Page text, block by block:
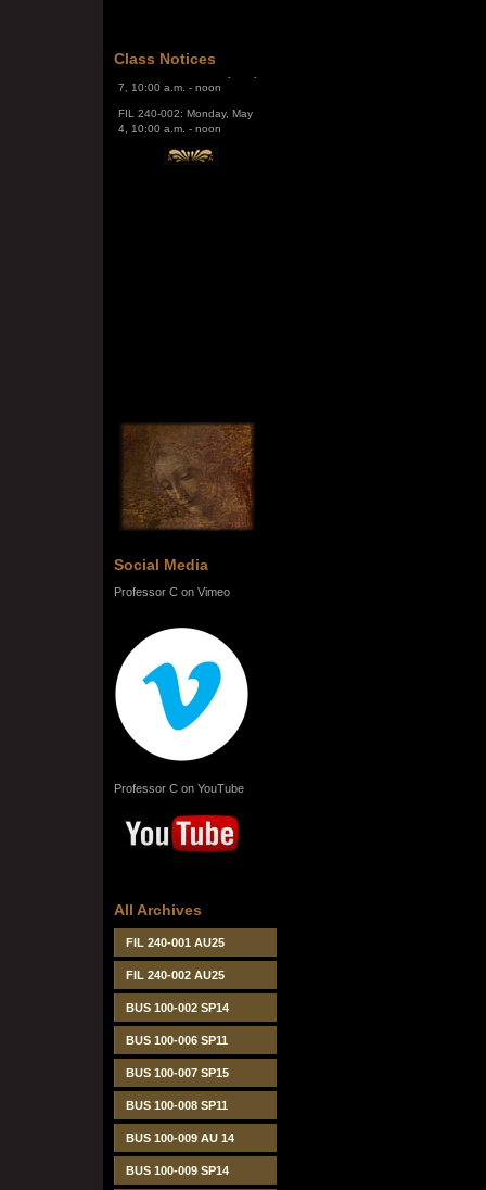
Class Notices
FIL 240-001: Thursday, May
7, 10:00 a.m. - noon
FIL 240-002: Monday, May
4, 10:00 a.m. - noon
Social Media
Professor C on Vimeo
Professor C on YouTube
All Archives
FIL 240-001 AU25
FIL 240-002 AU25
BUS 100-002 SP14
BUS 100-006 SP11
BUS 100-007 SP15
BUS 100-008 SP11
BUS 100-009 AU 14
BUS 100-009 SP14